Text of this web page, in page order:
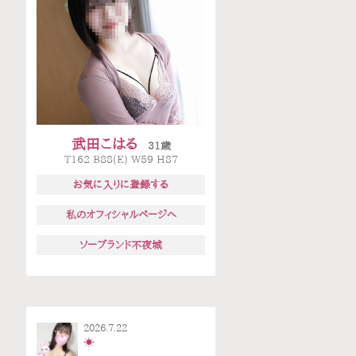
武田こはる
31歳
T162 B88(E) W59 H87
お気に入りに登録する
私のオフィシャルページへ
ソープランド不夜城
2026.7.22
☀️